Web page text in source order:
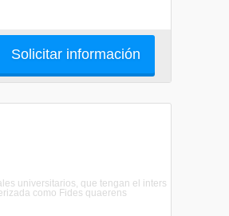
Solicitar información
universitarios, que tengan el inters
como Fides quaerens